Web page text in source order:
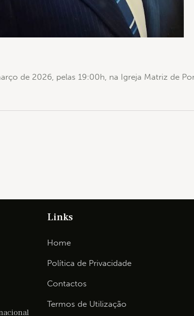
de 2026, pelas 19:00h, na Igreja Matriz de
Links
Home
Política de Privacidade
Contactos
Termos de Utilização